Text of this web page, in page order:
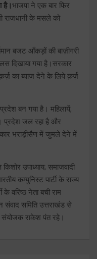
है।भाजपा ने एक बार फिर
राजधानी के मसले को
बजट आँकड़ों की बाज़ीगरी
दिखाया गया है।सरकार
का ब्याज देने के लिये क़र्ज़
बन गया है। महिलायें,
प्रदेश जल रहा है और
भराड़ीसैण में जुमले देने में
किशोर उपाध्याय; समाजवादी
कम्युनिस्ट पार्टी के राज्य
के वरिष्ठ नेता बची राम
समिति उत्तराखंड से
राकेश पंत रहे।